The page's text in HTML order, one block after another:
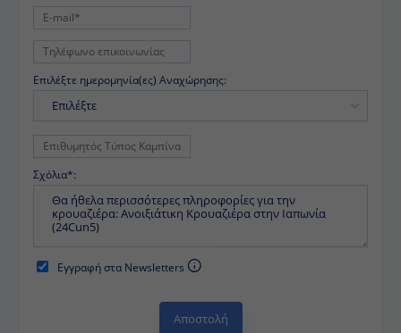
Επιλέξτε ημερομηνία(ες) Αναχώρησης:
Επιλέξτε
Σχόλια*:
Εγγραφή στα Newsletters